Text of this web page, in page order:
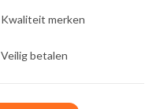
Kwaliteit merken
Veilig betalen